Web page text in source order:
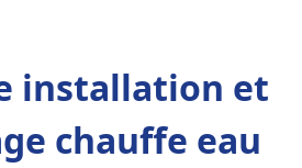
installation et
chauffe eau